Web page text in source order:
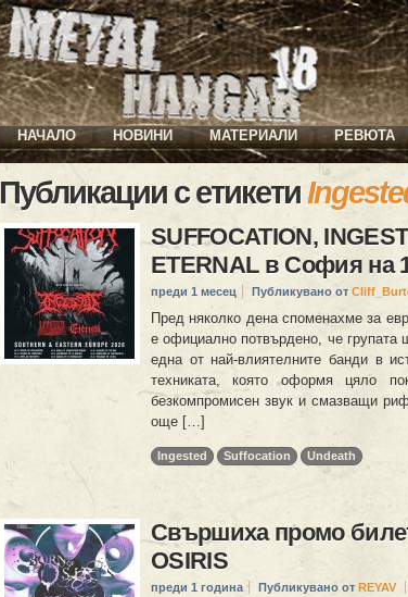
НАЧАЛО НОВИНИ МАТЕРИАЛИ РЕВЮТА
Публикации с етикети
SUFFOCATION,
ETERNAL в София на
преди 1 месец Публикувано от
Пред няколко дена споменахме за
е официално потвърдено, че
една от най-влиятелните банди в
техниката, която оформя цяло
безкомпромисен звук и смазващи
още […]
Ingested Suffocation Undeath
Свършиха промо
OSIRIS
преди 1 година Публикувано от REYAV